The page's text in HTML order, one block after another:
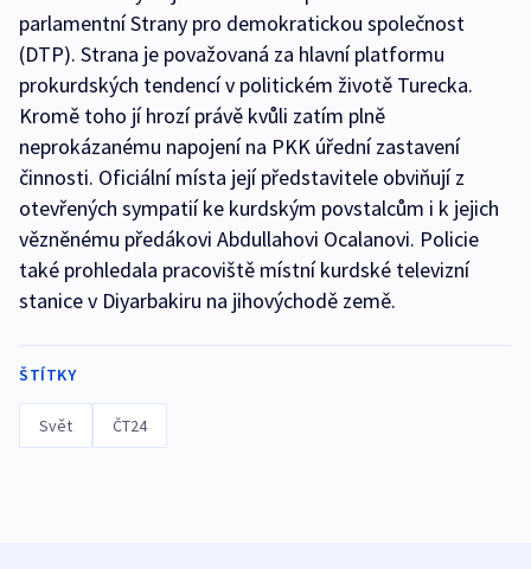
parlamentní Strany pro demokratickou společnost
(DTP). Strana je považovaná za hlavní platformu
prokurdských tendencí v politickém životě Turecka.
Kromě toho jí hrozí právě kvůli zatím plně
neprokázanému napojení na PKK úřední zastavení
činnosti. Oficiální místa její představitele obviňují z
otevřených sympatií ke kurdským povstalcům i k jejich
vězněnému předákovi Abdullahovi Ocalanovi. Policie
také prohledala pracoviště místní kurdské televizní
stanice v Diyarbakiru na jihovýchodě země.
ŠTÍTKY
Svět ČT24